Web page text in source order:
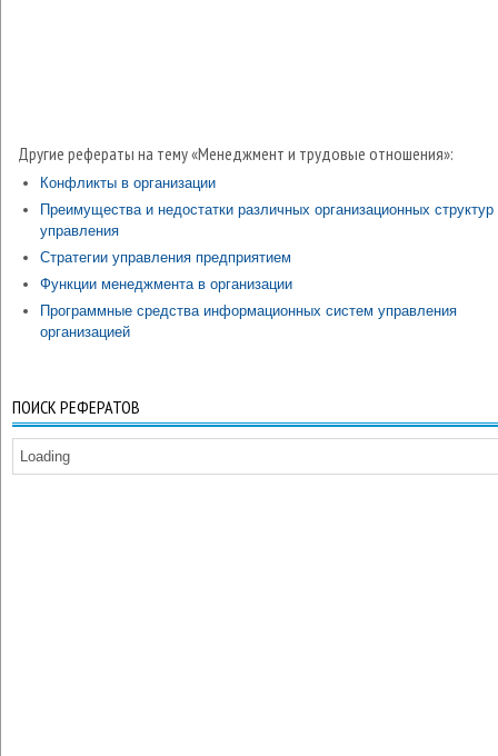
Другие рефераты на тему «Менеджмент и трудовые отношения»:
Конфликты в организации
Преимущества и недостатки различных организационных структур
управления
Стратегии управления предприятием
Функции менеджмента в организации
Программные средства информационных систем управления
организацией
ПОИСК РЕФЕРАТОВ
Loading